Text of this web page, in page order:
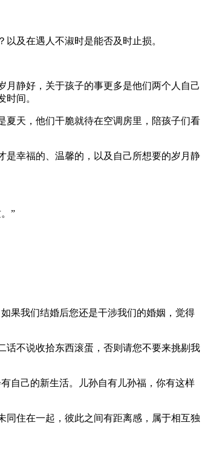
及在遇人不淑时是能否及时止损。
静好，关于孩子的事更多是他们两个人自己
间。
夏天，他们干脆就待在空调房里，陪孩子们看
是幸福的、温馨的，以及自己所想要的岁月静
”
果我们结婚后您还是干涉我们的婚姻，觉得
话不说收拾东西滚蛋，否则请您不要来挑剔我
自己的新生活。儿孙自有儿孙福，你有这样
住在一起，彼此之间有距离感，属于相互独